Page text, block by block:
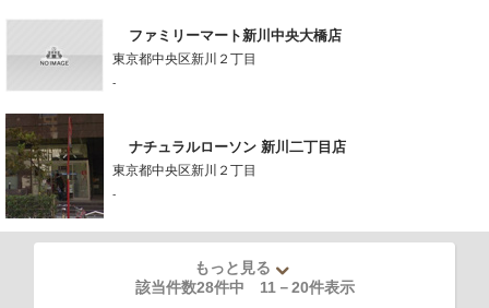
ファミリーマート新川中央大橋店
東京都中央区新川２丁目
-
ナチュラルローソン 新川二丁目店
東京都中央区新川２丁目
-
もっと見る
該当件数28件中 11 －20件表示